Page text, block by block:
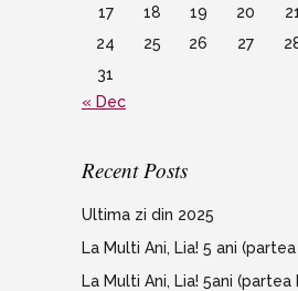
17
18 19 20
24
25 26 27
31
« Dec
Recent Posts
Ultima zi din 2025
La Multi Ani, Lia! 5 ani (partea
La Multi Ani, Lia! 5ani (partea